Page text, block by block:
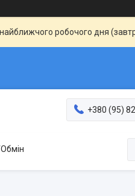
робочого дня
+380 (95)